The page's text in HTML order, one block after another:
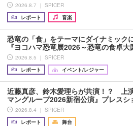
2026.8.7 ｜ SPICER
レポート
音楽
恐竜の「食」をテーマにダイナミック
『ヨコハマ恐竜展2026～恐竜の食卓
2026.8.5 ｜ SPICER
レポート
イベント/レジャー
近藤真彦、鈴木愛理らが共演！？ 上
マングループ2026新宿公演』プレスシ
2026.8.4 ｜ SPICER
レポート
舞台